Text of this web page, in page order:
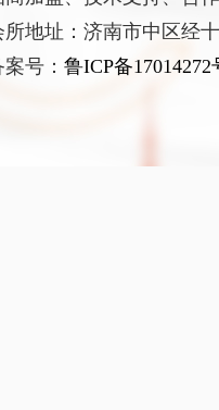
所地址：济南市中区经
号： 鲁ICP备17014272